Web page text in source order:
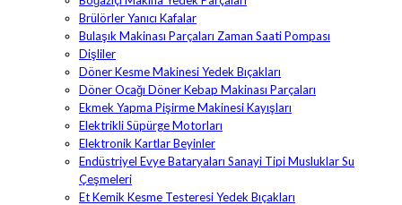
Brülörler Yanıcı Kafalar
Bulaşık Makinası Parçaları Zaman Saati Pompası
Dişliler
Döner Kesme Makinesi Yedek Bıçakları
Döner Ocağı Döner Kebap Makinası Parçaları
Ekmek Yapma Pişirme Makinesi Kayışları
Elektrikli Süpürge Motorları
Elektronik Kartlar Beyinler
Endüstriyel Evye Bataryaları Sanayi Tipi Musluklar Su
Çeşmeleri
Et Kemik Kesme Testeresi Yedek Bıçakları